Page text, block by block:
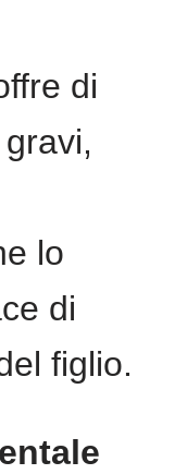
di
lo
di
figlio.